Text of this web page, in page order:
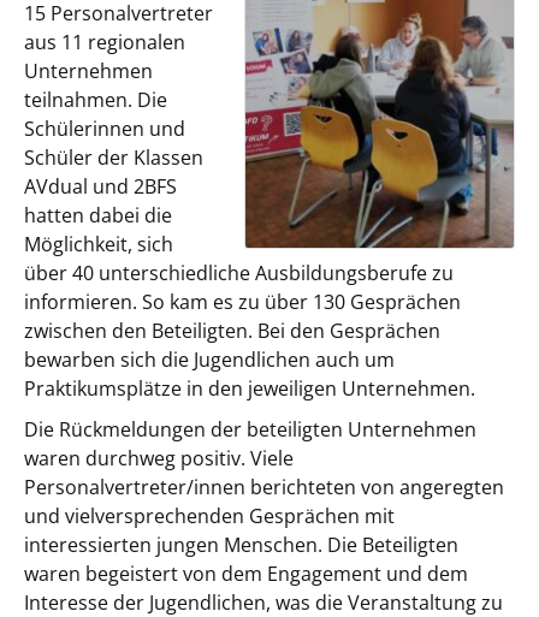
15 Personalvertreter
aus 11 regionalen
Unternehmen
teilnahmen. Die
Schülerinnen und
Schüler der Klassen
AVdual und 2BFS
hatten dabei die
Möglichkeit, sich
über 40 unterschiedliche Ausbildungsberufe zu
informieren. So kam es zu über 130 Gesprächen
zwischen den Beteiligten. Bei den Gesprächen
bewarben sich die Jugendlichen auch um
Praktikumsplätze in den jeweiligen Unternehmen.
Die Rückmeldungen der beteiligten Unternehmen
waren durchweg positiv. Viele
Personalvertreter/innen berichteten von angeregten
und vielversprechenden Gesprächen mit
interessierten jungen Menschen. Die Beteiligten
waren begeistert von dem Engagement und dem
Interesse der Jugendlichen, was die Veranstaltung zu